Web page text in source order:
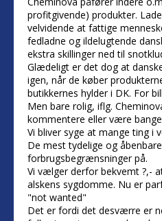
profitgivende) produkter.
velvidende at fattige
fedladne og ildelugtende
ekstra skillinger ned til
Glædeligt er det dog at
igen, når de køber
butikkernes hylder i DK. For
Men bare rolig, iflg.
kommentere eller være bange
Vi bliver syge at mange ting i
De mest tydelige og
forbrugsbegrænsninger på.
Vi vælger derfor bekvemt ?,-
alskens sygdomme. Nu er
"not wanted"
Det er fordi det desværre er